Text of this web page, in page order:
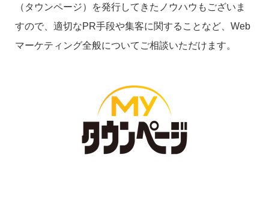
（タウンページ）を発行してきたノウハウもございま
すので、適切なPR手段や集客に関することなど、Web
マーケティング全般についてご相談いただけます。